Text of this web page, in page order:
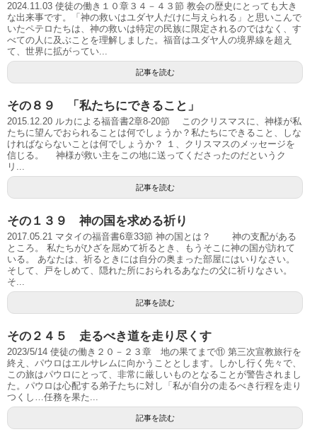
2024.11.03 使徒の働き１０章３４－４３節 教会の歴史にとっても大き
な出来事です。「神の救いはユダヤ人だけに与えられる」と思いこんで
いたペテロたちは、神の救いは特定の民族に限定されるのではなく、す
べての人に及ぶことを理解しました。福音はユダヤ人の境界線を超え
て、世界に拡がってい...
記事を読む
その８９ 「私たちにできること」
2015.12.20 ルカによる福音書2章8-20節 このクリスマスに、神様が私
たちに望んでおられることは何でしょうか？私たちにできること、しな
ければならないことは何でしょうか？ １、クリスマスのメッセージを
信じる。 神様が救い主をこの地に送ってくださったのだというク
リ...
記事を読む
その１３９ 神の国を求める祈り
2017.05.21 マタイの福音書6章33節 神の国とは？ 神の支配がある
ところ。 私たちがひざを屈めて祈るとき、もうそこに神の国が訪れて
いる。 あなたは、祈るときには自分の奥まった部屋にはいりなさい。
そして、戸をしめて、隠れた所におられるあなたの父に祈りなさい。
そ...
記事を読む
その２４５ 走るべき道を走り尽くす
2023/5/14 使徒の働き２０－２３章 地の果てまで⑪ 第三次宣教旅行を
終え、パウロはエルサレムに向かうこととします。しかし行く先々で、
この旅はパウロにとって、非常に厳しいものとなることが警告されまし
た。パウロは心配する弟子たちに対し「私が自分の走るべき行程を走り
つくし…任務を果た...
記事を読む